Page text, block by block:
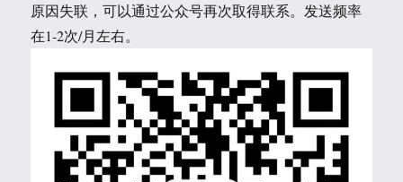
原因失联，可以通过公众号再次取得联系。发送频率
在1-2次/月左右。